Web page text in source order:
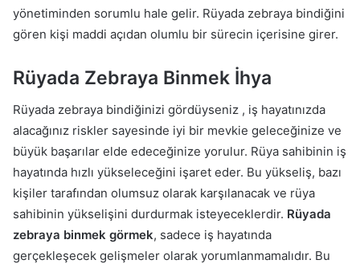
yönetiminden sorumlu hale gelir. Rüyada zebraya bindiğini
gören kişi maddi açıdan olumlu bir sürecin içerisine girer.
Rüyada Zebraya Binmek İhya
Rüyada zebraya bindiğinizi gördüyseniz , iş hayatınızda
alacağınız riskler sayesinde iyi bir mevkie geleceğinize ve
büyük başarılar elde edeceğinize yorulur. Rüya sahibinin iş
hayatında hızlı yükseleceğini işaret eder. Bu yükseliş, bazı
kişiler tarafından olumsuz olarak karşılanacak ve rüya
sahibinin yükselişini durdurmak isteyeceklerdir. Rüyada
zebraya binmek görmek, sadece iş hayatında
gerçekleşecek gelişmeler olarak yorumlanmamalıdır. Bu